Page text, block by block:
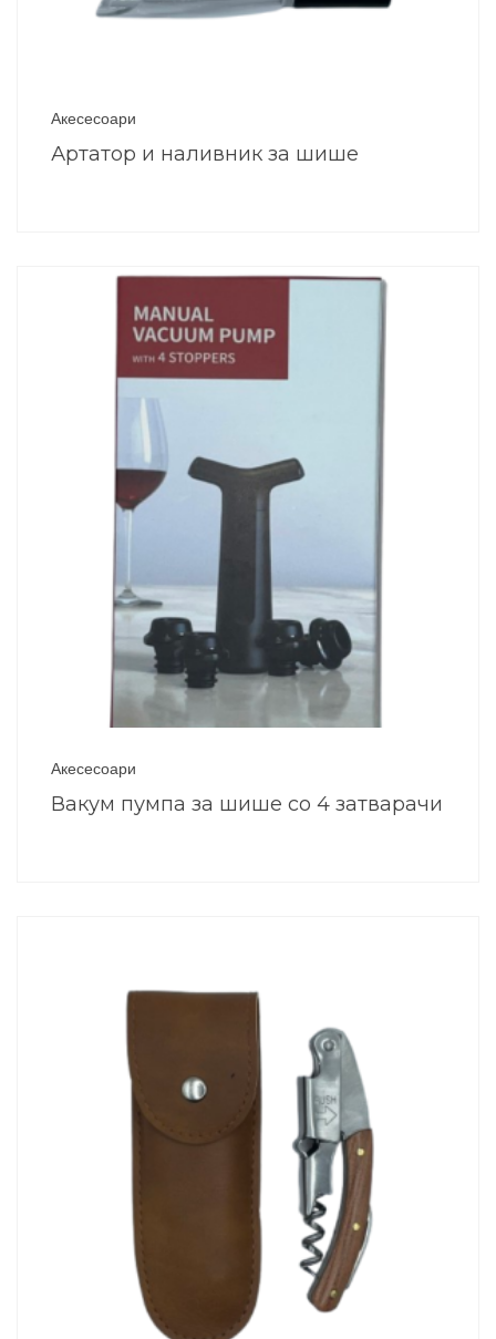
Акесесоари
Артатор и наливник за шише
Акесесоари
Вакум пумпа за шише со 4 затварачи